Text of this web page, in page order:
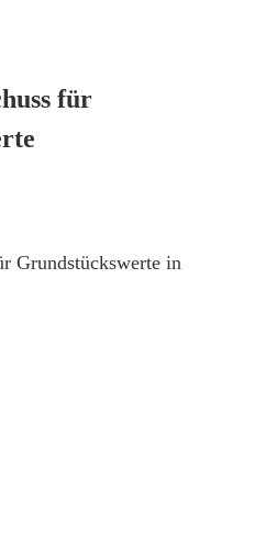
für
Grundstückswerte in